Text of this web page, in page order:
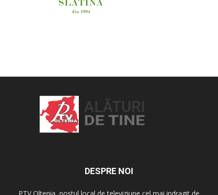
DESPRE NOI
PTV Oltenia, postul local de televiziune cel mai indragit de